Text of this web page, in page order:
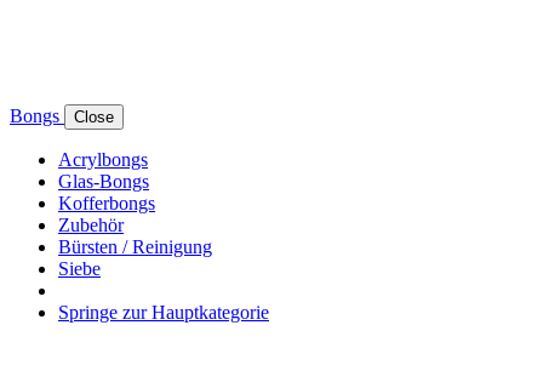
Bongs Close
Acrylbongs
Glas-Bongs
Kofferbongs
Zubehör
Bürsten / Reinigung
Siebe
Springe zur Hauptkategorie